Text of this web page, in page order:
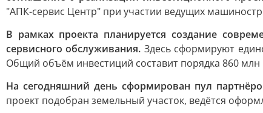
"АПК-сервис Центр" при участии ведущих
В рамках проекта планируется создание
сервисного обслуживания. Здесь сформируют
Общий объём инвестиций составит порядка 860 млн
На сегодняшний день сформирован пул
проект подобран земельный участок, ведётся